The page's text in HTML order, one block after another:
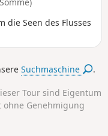
die Seen des Flusses
Suchmaschine .
Tour sind Eigentum
Genehmigung